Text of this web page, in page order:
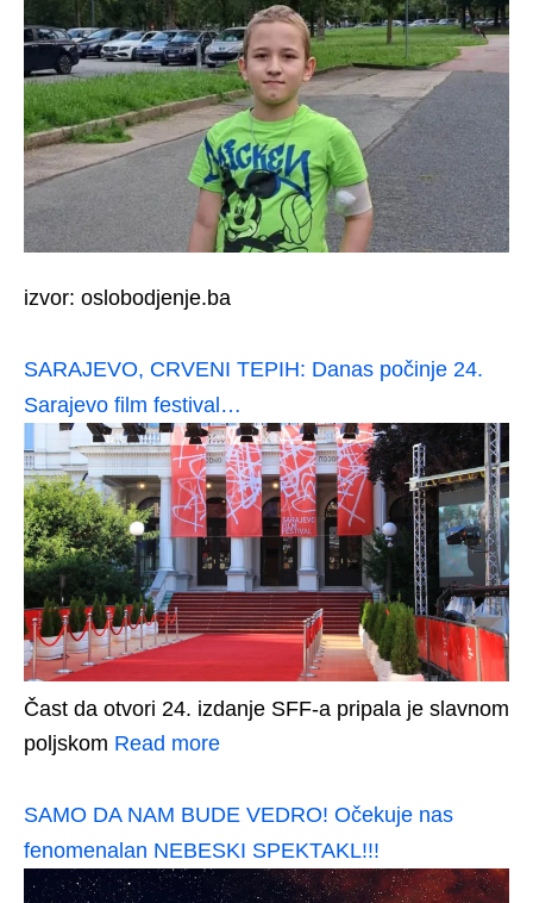
izvor: oslobodjenje.ba
SARAJEVO, CRVENI TEPIH: Danas počinje 24.
Sarajevo film festival…
Čast da otvori 24. izdanje SFF-a pripala je slavnom
poljskom Read more
SAMO DA NAM BUDE VEDRO! Očekuje nas
fenomenalan NEBESKI SPEKTAKL!!!